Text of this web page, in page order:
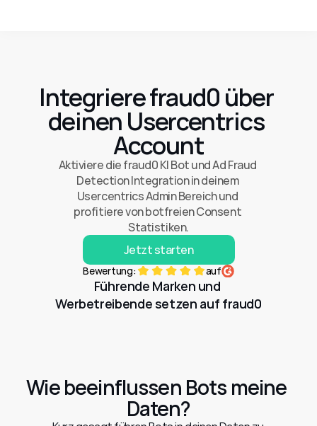
Integriere fraud0 über
deinen Usercentrics
Account
Aktiviere die fraud0 KI Bot und Ad Fraud
Detection Integration in deinem
Usercentrics Admin Bereich und
profitiere von botfreien Consent
Statistiken.
Jetzt starten
Bewertung: auf
Führende Marken und
Werbetreibende setzen auf fraud0
Wie beeinflussen Bots meine
Daten?